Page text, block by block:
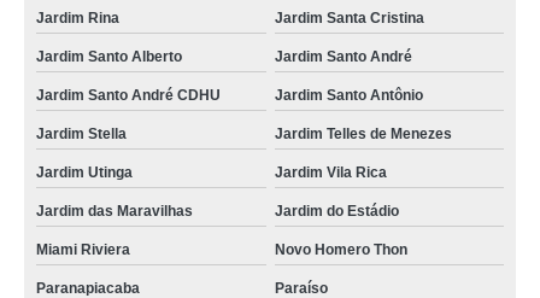
onde faz limpeza de tártaro canino Jardim Alzira Franco
onde fazer limpeza dentária canina Jardim
onde fazer limpeza de tártaro em cachorro Vila Guarani
tartarectomia em animais Santo André
limpeza tártaro cachorro agendar Parque América
tartarectomia em animais Bangú
limpeza tártaro gato agendar Jardim
Jardim Rina Jardim Santa Cristina
Jardim Santo Alberto Jardim Santo André
Jardim Santo André CDHU Jardim Santo Antônio
Jardim Stella Jardim Telles de Menezes
Jardim Utinga Jardim Vila Rica
Jardim das Maravilhas Jardim do Estádio
Miami Riviera Novo Homero Thon
Paranapiacaba Paraíso